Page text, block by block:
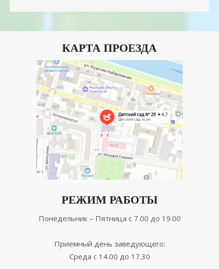
КАРТА ПРОЕЗДА
РЕЖИМ РАБОТЫ
Понедельник – Пятница с 7.00 до 19.00
Приемный день заведующего:
Среда с 14.00 до 17.30